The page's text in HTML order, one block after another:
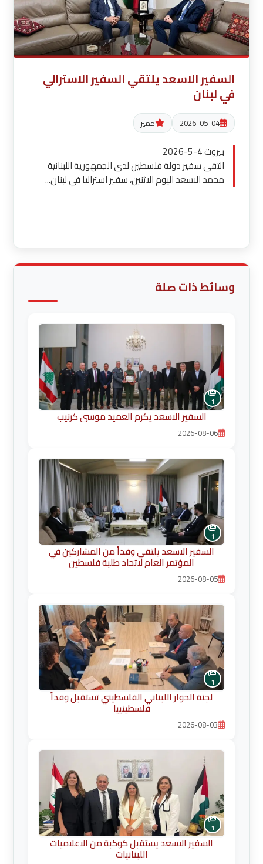
السفير الاسعد يلتقي السفير الاسترالي
في لبنان
2026-05-04 مميز
بيروت 4-5-2026
التقى سفير دولة فلسطين لدى الجمهورية اللبنانية
محمد الاسعد اليوم الاثنين، سفير استراليا في لبنان...
وسائط ذات صلة
1
السفير الاسعد يكرم العميد موسى كرنيب
2026-08-06
1
السفير الاسعد يلتقي وفداً من المشاركين في
المؤتمر العام لاتحاد طلبة فلسطين
2026-08-05
1
لجنة الحوار اللبناني الفلسطيني تستقبل وفداً
فلسطينييا
2026-08-03
1
السفير الاسعد يستقبل كوكبة من الاعلاميات
اللبنانيات